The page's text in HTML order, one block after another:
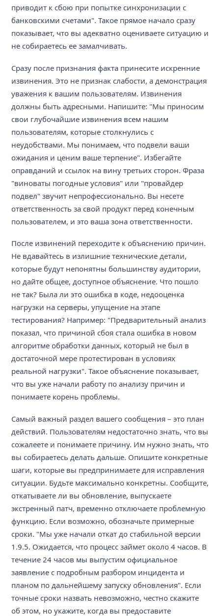
приводит к сбою при попытке синхронизации с
банковскими счетами". Такое прямое начало сразу
показывает, что вы адекватно оцениваете ситуацию и
не собираетесь ее замалчивать.
Сразу после признания факта принесите искренние
извинения. Это не признак слабости, а демонстрация
уважения к вашим пользователям. Извинения
должны быть адресными. Напишите: "Мы приносим
свои глубочайшие извинения всем нашим
пользователям, которые столкнулись с
неудобствами. Мы понимаем, что подвели ваши
ожидания и ценим ваше терпение". Избегайте
оправданий и ссылок на вину третьих сторон. Фраза
"виноваты погодные условия" или "провайдер
подвел" звучит непрофессионально. Вы несете
ответственность за свой продукт перед конечным
пользователем, и это ваша зона ответственности.
После извинений переходите к объяснению причин.
Не вдавайтесь в излишние технические детали,
которые будут непонятны большинству аудитории,
но дайте общее, доступное объяснение. Что пошло
не так? Была ли это ошибка в коде, недооценка
нагрузки на серверы, упущение на этапе
тестирования? Например: "Предварительный анализ
показал, что причиной сбоя стала ошибка в новом
алгоритме обработки данных, который не был в
достаточной мере протестирован в условиях
реальной нагрузки". Такое объяснение показывает,
что вы уже начали работу по анализу причин и
понимаете корень проблемы.
Самый важный раздел вашего сообщения – это план
действий. Пользователям недостаточно знать, что вы
сожалеете и понимаете причину. Им нужно знать, что
вы собираетесь делать дальше. Опишите конкретные
шаги, которые вы предпринимаете для исправления
ситуации. Будьте максимально конкретны. Сообщите,
откатываете ли вы обновление, выпускаете
экстренный патч, временно отключаете проблемную
функцию. Если возможно, обозначьте примерные
сроки. "Мы уже начали откат до стабильной версии
1.9.5. Ожидается, что процесс займет около 4 часов. В
течение 24 часов мы выпустим официальное
заявление с подробным разбором инцидента и
планом по дальнейшему запуску обновления". Если
точные сроки назвать невозможно, честно скажите
об этом, но укажите, когда вы предоставите